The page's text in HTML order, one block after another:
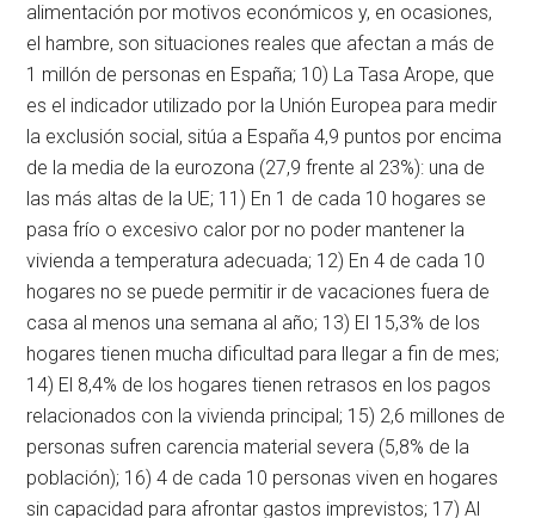
alimentación por motivos económicos y, en ocasiones,
el hambre, son situaciones reales que afectan a más de
1 millón de personas en España; 10) La Tasa Arope, que
es el indicador utilizado por la Unión Europea para medir
la exclusión social, sitúa a España 4,9 puntos por encima
de la media de la eurozona (27,9 frente al 23%): una de
las más altas de la UE; 11) En 1 de cada 10 hogares se
pasa frío o excesivo calor por no poder mantener la
vivienda a temperatura adecuada; 12) En 4 de cada 10
hogares no se puede permitir ir de vacaciones fuera de
casa al menos una semana al año; 13) El 15,3% de los
hogares tienen mucha dificultad para llegar a fin de mes;
14) El 8,4% de los hogares tienen retrasos en los pagos
relacionados con la vivienda principal; 15) 2,6 millones de
personas sufren carencia material severa (5,8% de la
población); 16) 4 de cada 10 personas viven en hogares
sin capacidad para afrontar gastos imprevistos; 17) Al